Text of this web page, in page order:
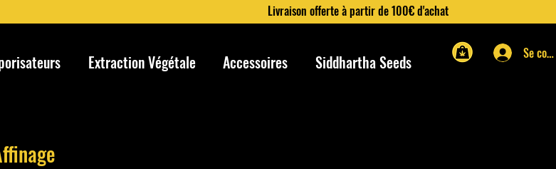
Livraison offerte à partir de 100€ d'achat
Extraction Végétale Accessoires Siddhartha Seeds Se